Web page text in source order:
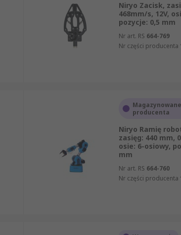
Niryo Zacisk,
468mm/s, 12V,
pozycje: 0,5 mm
Nr art. RS 664-769
Nr części producenta
producenta
Niryo Ramię
zasięg: 440 mm,
osie: 6-osiowy,
mm
Nr art. RS 664-760
Nr części producenta